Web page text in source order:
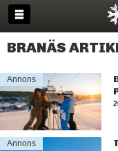
BRANÄS
Annons
Annons